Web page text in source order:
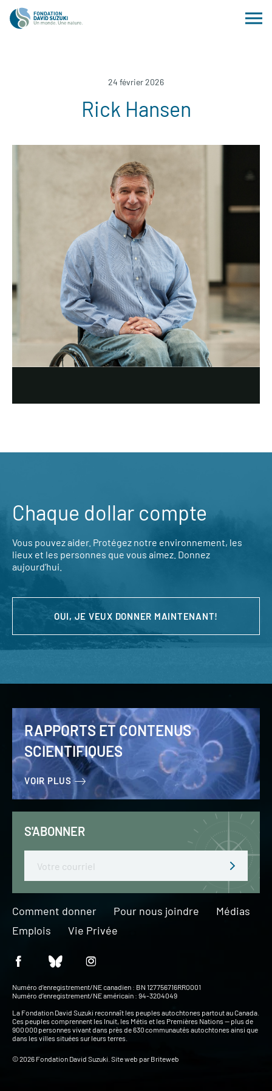
24 février 2026
Rick Hansen
Chaque dollar compte
Vous pouvez aider. Protégez notre environnement, les
lieux et les personnes que vous aimez. Donnez
aujourd’hui.
OUI, JE VEUX DONNER MAINTENANT!
RAPPORTS ET CONTENUS
SCIENTIFIQUES
VOIR PLUS
S'ABONNER
Comment donner Pour nous joindre
Médias
Emplois
Vie Privée
Numéro d’enregistrement/NE canadien : BN 127756716RR0001
Numéro d’enregistrement/NE américain : 94-3204049
La Fondation David Suzuki reconnaît les peuples autochtones partout au Canada.
Ces peuples comprennent les Inuit, les Métis et les Premières Nations — plus de
900 000 personnes vivant dans près de 630 communautés autochtones ainsi que
dans les villes situées sur leurs terres.
© 2026 Fondation David Suzuki. Site web par Briteweb